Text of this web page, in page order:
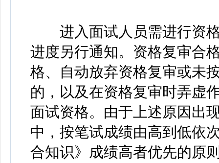
进入面试人员需进行资格
进度另行通知。资格复审合
格、自动放弃资格复审或未
的，以及在资格复审时弄虚
面试资格。由于上述原因出
中，按笔试成绩由高到低依
合知识》成绩高者优先的原